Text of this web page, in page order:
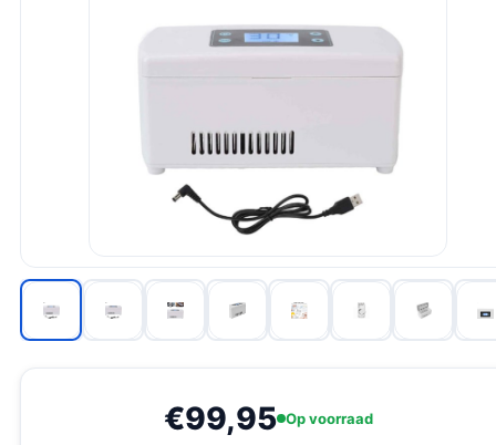
€99,95 Op voorraad